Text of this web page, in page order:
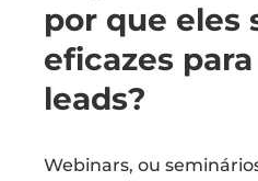
por que eles
eficazes
leads?
Webinars, ou